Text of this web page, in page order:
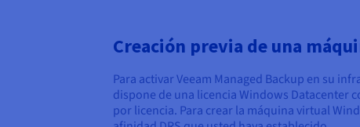
Creación previa de una
Para activar Veeam Managed Backup en su
dispone de una licencia Windows Datacenter
por licencia. Para crear la máquina virtual